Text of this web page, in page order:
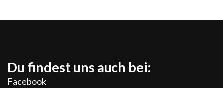
Du findest uns auch bei:
Facebook